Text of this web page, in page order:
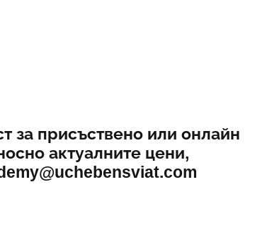
за присъствено или онлайн
актуалните цени,